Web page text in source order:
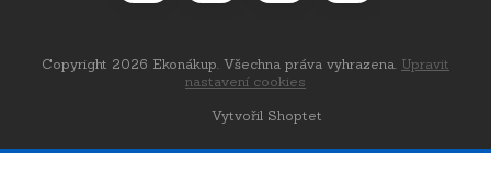
Vytvořil Shoptet
Copyright 2026 Ekonákup. Všechna práva vyhrazena. Upravit
nastavení cookies